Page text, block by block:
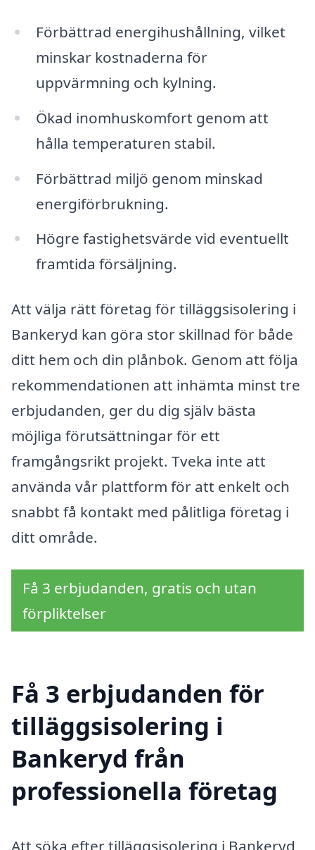
Förbättrad energihushållning, vilket
minskar kostnaderna för
uppvärmning och kylning.
Ökad inomhuskomfort genom att
hålla temperaturen stabil.
Förbättrad miljö genom minskad
energiförbrukning.
Högre fastighetsvärde vid eventuellt
framtida försäljning.
Att välja rätt företag för tilläggsisolering i
Bankeryd kan göra stor skillnad för både
ditt hem och din plånbok. Genom att följa
rekommendationen att inhämta minst tre
erbjudanden, ger du dig själv bästa
möjliga förutsättningar för ett
framgångsrikt projekt. Tveka inte att
använda vår plattform för att enkelt och
snabbt få kontakt med pålitliga företag i
ditt område.
Få 3 erbjudanden, gratis och utan
förpliktelser
Få 3 erbjudanden för
tilläggsisolering i
Bankeryd från
professionella företag
Att söka efter tilläggsisolering i Bankeryd